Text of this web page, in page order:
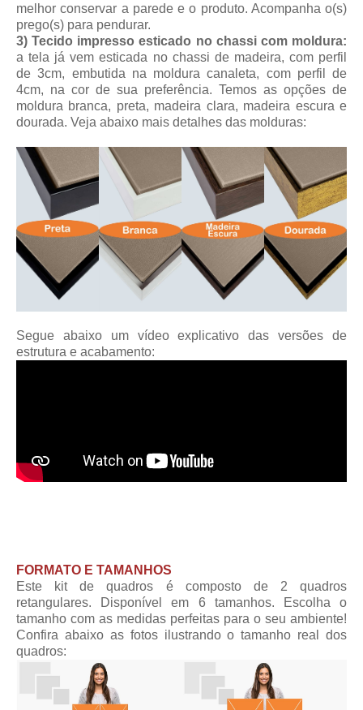
melhor conservar a parede e o produto. Acompanha o(s)
prego(s) para pendurar.
3) Tecido impresso esticado no chassi com moldura:
a tela já vem esticada no chassi de madeira, com perfil
de 3cm, embutida na moldura canaleta, com perfil de
4cm, na cor de sua preferência. Temos as opções de
moldura branca, preta, madeira clara, madeira escura e
dourada. Veja abaixo mais detalhes das molduras:
Segue abaixo um vídeo explicativo das versões de
estrutura e acabamento:
FORMATO E TAMANHOS
Este kit de quadros é composto de 2 quadros
retangulares. Disponível em 6 tamanhos. Escolha o
tamanho com as medidas perfeitas para o seu ambiente!
Confira abaixo as fotos ilustrando o tamanho real dos
quadros: